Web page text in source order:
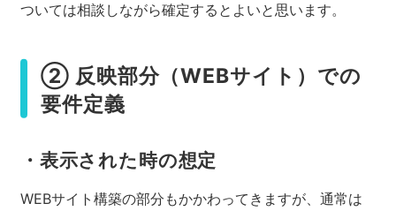
ついては相談しながら確定するとよいと思います。
② 反映部分（WEBサイト）での
要件定義
・表示された時の想定
WEBサイト構築の部分もかかわってきますが、通常は